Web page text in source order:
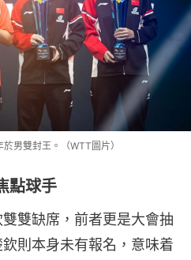
男雙封王。（WTT圖片）
點球手
雙雙缺席，前者更是大會抽
則本身未有報名，意味着